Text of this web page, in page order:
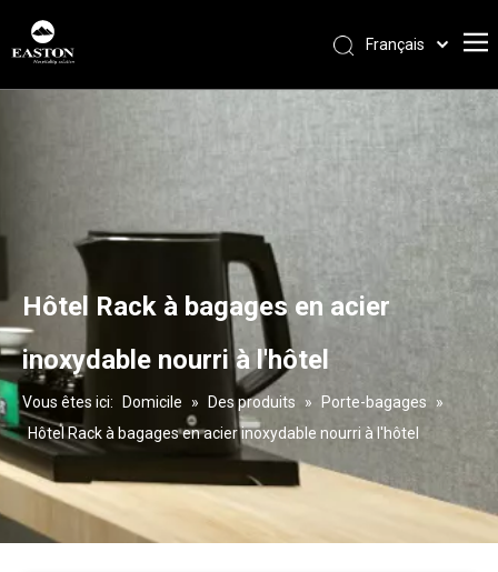
Français
Hôtel Rack à bagages en acier
inoxydable nourri à l'hôtel
Vous êtes ici: Domicile » Des produits » Porte-bagages
»
Hôtel Rack à bagages en acier inoxydable nourri à l'hôtel